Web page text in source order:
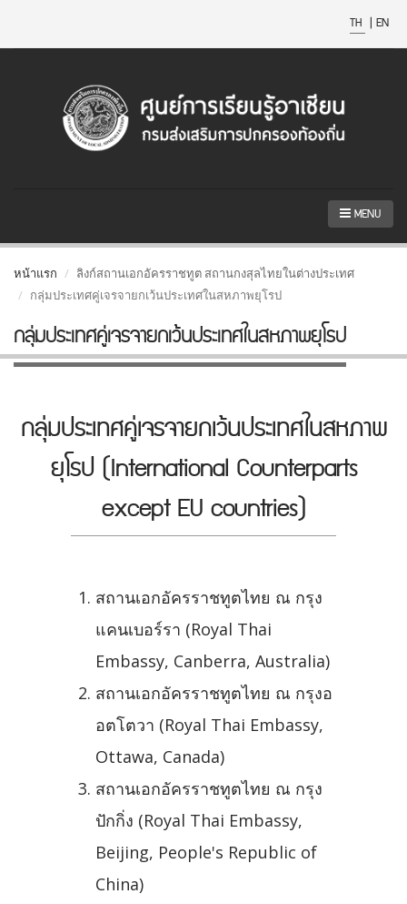
TH | EN
MENU
หน้าแรก
ลิงก์สถานเอกอัครราชทูต สถานกงสุลไทยในต่างประเทศ
กลุ่มประเทศคู่เจรจายกเว้นประเทศในสหภาพยุโรป
กลุ่มประเทศคู่เจรจายกเว้นประเทศในสหภาพยุโรป
กลุ่มประเทศคู่เจรจายกเว้นประเทศในสหภาพ
ยุโรป (International Counterparts
except EU countries)
สถานเอกอัครราชทูตไทย ณ กรุง
แคนเบอร์รา (Royal Thai
Embassy, Canberra, Australia)
สถานเอกอัครราชทูตไทย ณ กรุงอ
อตโตวา (Royal Thai Embassy,
Ottawa, Canada)
สถานเอกอัครราชทูตไทย ณ กรุง
ปักกิ่ง (Royal Thai Embassy,
Beijing, People's Republic of
China)